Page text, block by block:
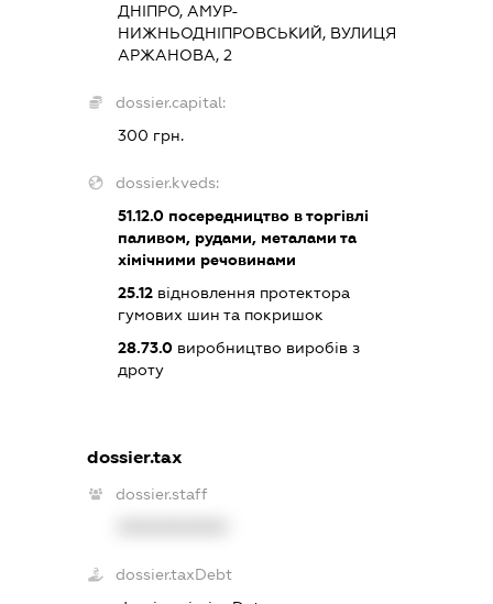
ДНІПРО, АМУР-
НИЖНЬОДНІПРОВСЬКИЙ, ВУЛИЦЯ
АРЖАНОВА, 2
dossier.capital:
300 грн.
dossier.kveds:
51.12.0 посередництво в торгівлі
паливом, рудами, металами та
хімічними речовинами
25.12 відновлення протектора
гумових шин та покришок
28.73.0 виробництво виробів з
дроту
dossier.tax
dossier.staff
dossier.taxDebt